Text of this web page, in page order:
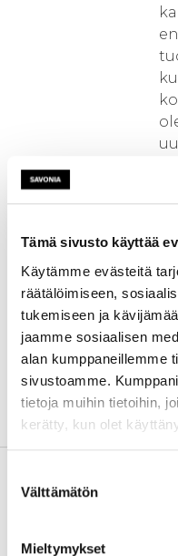
Tämä sivusto käyttää
Käytämme evästeitä
räätälöimiseen,
tukemiseen ja
jaamme sosiaalisen
alan kumppaneillemme
sivustoamme.
tietoja muihin tietoihin,
kerätty, kun olet
valinta
Välttämätön
Mieltymykset